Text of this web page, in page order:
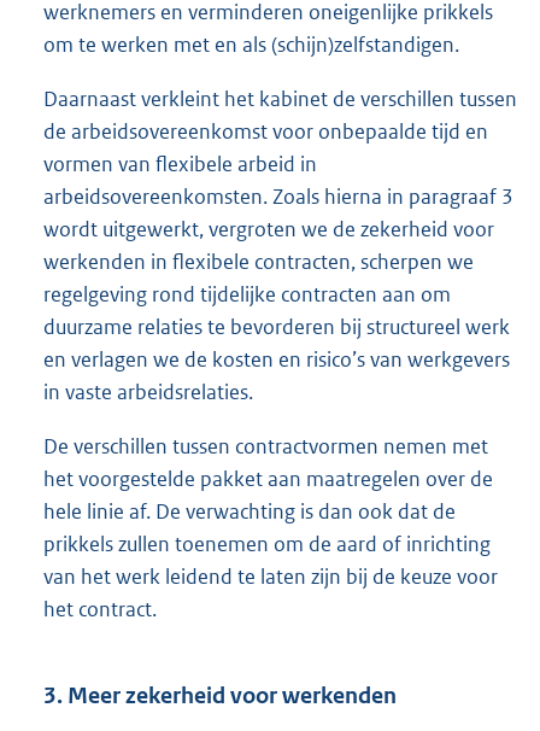
werknemers en verminderen oneigenlijke prikkels
om te werken met en als (schijn)zelfstandigen.
Daarnaast verkleint het kabinet de verschillen tussen
de arbeidsovereenkomst voor onbepaalde tijd en
vormen van flexibele arbeid in
arbeidsovereenkomsten. Zoals hierna in paragraaf 3
wordt uitgewerkt, vergroten we de zekerheid voor
werkenden in flexibele contracten, scherpen we
regelgeving rond tijdelijke contracten aan om
duurzame relaties te bevorderen bij structureel werk
en verlagen we de kosten en risico’s van werkgevers
in vaste arbeidsrelaties.
De verschillen tussen contractvormen nemen met
het voorgestelde pakket aan maatregelen over de
hele linie af. De verwachting is dan ook dat de
prikkels zullen toenemen om de aard of inrichting
van het werk leidend te laten zijn bij de keuze voor
het contract.
3. Meer zekerheid voor werkenden